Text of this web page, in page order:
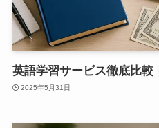
英語学習サービス徹底比較
2025年5月31日